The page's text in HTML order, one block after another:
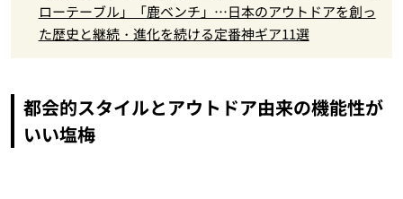
ローテーブル」「鹿ベンチ」…日本のアウトドアを創っ
た歴史と継続・進化を続ける定番神ギア11選
都会的スタイルとアウトドア由来の機能性が
いい塩梅